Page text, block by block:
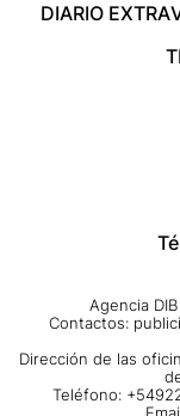
DIARIO EXTRA
Agencia
Contactos:
Dirección de las
Teléfono: